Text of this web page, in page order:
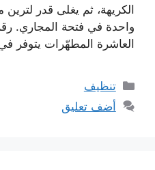
الكريهة، ثم يغلى قدر
واحدة في فتحة المجاري.
العاشرة المطهّرات يتوفر
التصنيفات
تنظيف
أضف تعليق